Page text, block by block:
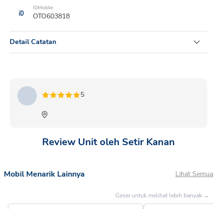
IDMobile
OTO603818
Detail Catatan
5
Review Unit oleh Setir Kanan
Mobil Menarik Lainnya Lihat Semua
Geser untuk melihat lebih banyak →